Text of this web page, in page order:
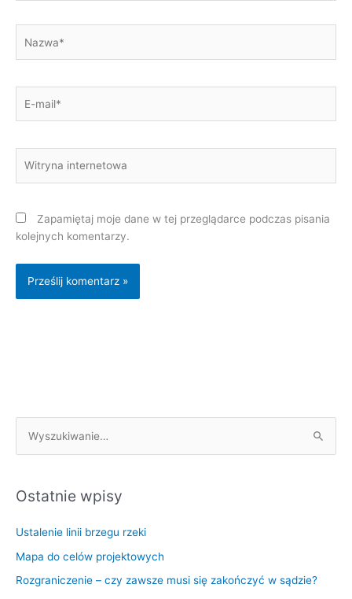
mail*
internetowa
Zapamiętaj moje dane w tej przeglądarce podczas pisania
kolejnych komentarzy.
k
j
d
l
Ostatnie wpisy
Ustalenie linii brzegu rzeki
Mapa do celów projektowych
Rozgraniczenie – czy zawsze musi się zakończyć w sądzie?